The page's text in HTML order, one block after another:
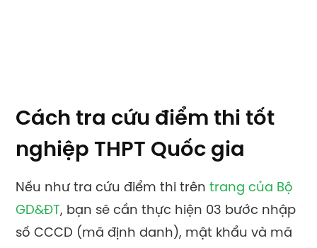
Cách tra cứu điểm thi tốt
nghiệp THPT Quốc gia
Nếu như tra cứu điểm thi trên trang của Bộ
GD&ĐT, bạn sẽ cần thực hiện 03 bước nhập
số CCCD (mã định danh), mật khẩu và mã